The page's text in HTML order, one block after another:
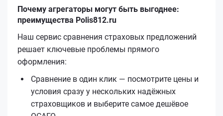
Почему агрегаторы могут быть выгоднее:
преимущества Polis812.ru
Наш сервис сравнения страховых предложений
решает ключевые проблемы прямого
оформления:
Сравнение в один клик — посмотрите цены и
условия сразу у нескольких надёжных
страховщиков и выберите самое дешёвое